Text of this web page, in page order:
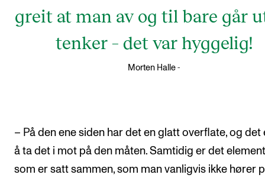
greit at man av og til bare går
tenker – det var hyggelig!
Morten Halle -
– På den ene siden har det en glatt overflate, og det
å ta det i mot på den måten. Samtidig er det
som er satt sammen, som man vanligvis ikke hører